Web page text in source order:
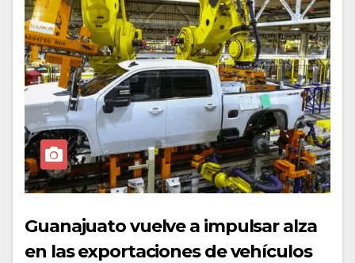
Guanajuato vuelve a impulsar alza
en las exportaciones de vehículos